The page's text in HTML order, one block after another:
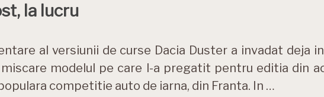
la lucru
al versiunii de curse Dacia Duster a invadat deja
modelul pe care l-a pregatit pentru editia din
competitie auto de iarna, din Franta. In …